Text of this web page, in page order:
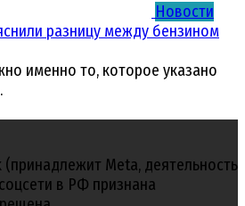
Новости
разницу между бензином
именно то, которое указано
Meta, деятельность
в РФ признана